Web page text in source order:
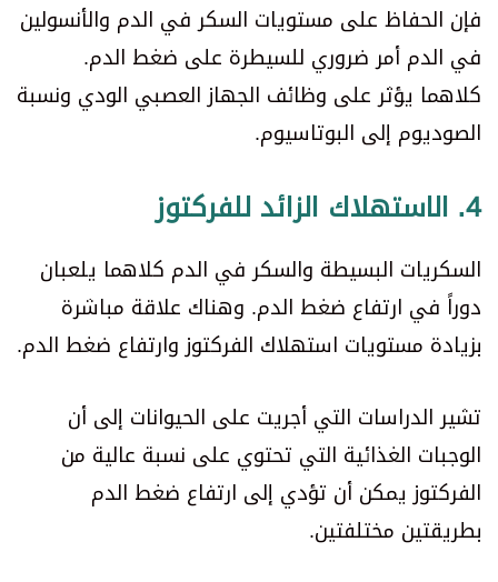
فإن الحفاظ على مستويات السكر في الدم والأنسولين
في الدم أمر ضروري للسيطرة على ضغط الدم.
كلاهما يؤثر على وظائف الجهاز العصبي الودي ونسبة
الصوديوم إلى البوتاسيوم.
4. الاستهلاك الزائد للفركتوز
السكريات البسيطة والسكر في الدم كلاهما يلعبان
دوراً في ارتفاع ضغط الدم. وهناك علاقة مباشرة
بزيادة مستويات استهلاك الفركتوز وارتفاع ضغط الدم.
تشير الدراسات التي أجريت على الحيوانات إلى أن
الوجبات الغذائية التي تحتوي على نسبة عالية من
الفركتوز يمكن أن تؤدي إلى ارتفاع ضغط الدم
بطريقتين مختلفتين.